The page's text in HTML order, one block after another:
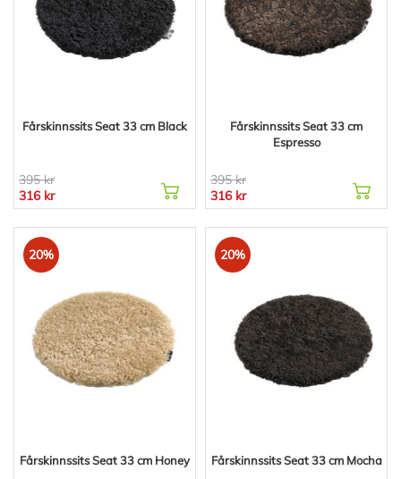
Fårskinnssits Seat 33 cm Black
395 kr
316 kr
Fårskinnssits Seat 33 cm
Espresso
395 kr
316 kr
20%
Fårskinnssits Seat 33 cm Honey
20%
Fårskinnssits Seat 33 cm Mocha